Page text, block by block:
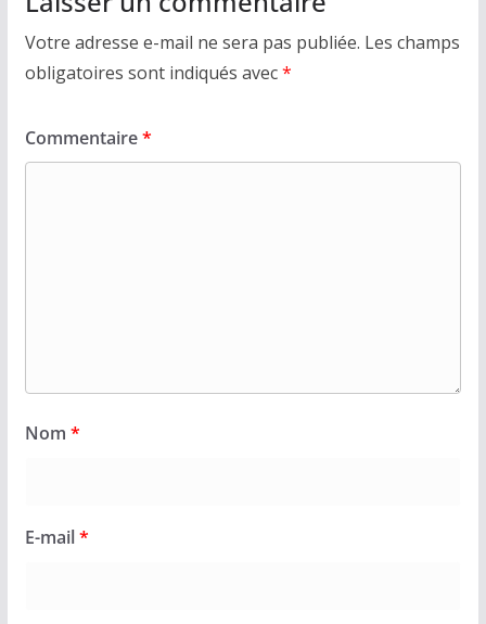
Votre adresse e-mail ne sera pas publiée. Les champs
obligatoires sont indiqués avec*
Commentaire*
Nom *
E-mail*